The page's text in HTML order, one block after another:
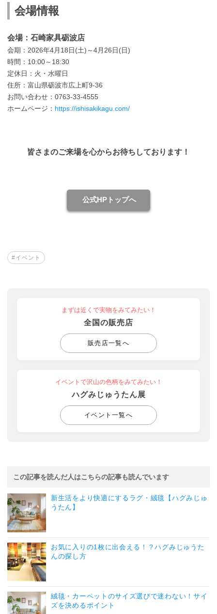
会場情報
会場：石崎家具砺波店
会期：2026年4月18日(土)～4月26日(日)
時間：10:00～18:30
定休日：火・水曜日
住所：富山県砺波市広上町9-36
お問い合わせ：0763-33-4555
ホームページ： https://ishisakikagu.com/
皆さまのご来場を心からお待ちしております！
公式HPトップへ
#イベント
まずは近くで実物をみてみたい！
全国の販売店
販売店一覧へ
イベントで沢山の色柄をみてみたい！
ハグみじゅうたん展
イベント一覧へ
この記事を読んだ人はこちらの記事も読んでいます
新生活をより快適にするラグ・絨毯【ハグみじゅ
うたん】
お気に入りの1枚に出会える！？ハグみじゅうた
んの探し方
絨毯・カーペットのサイズ選びで迷わない！サイ
ズを決めるポイント